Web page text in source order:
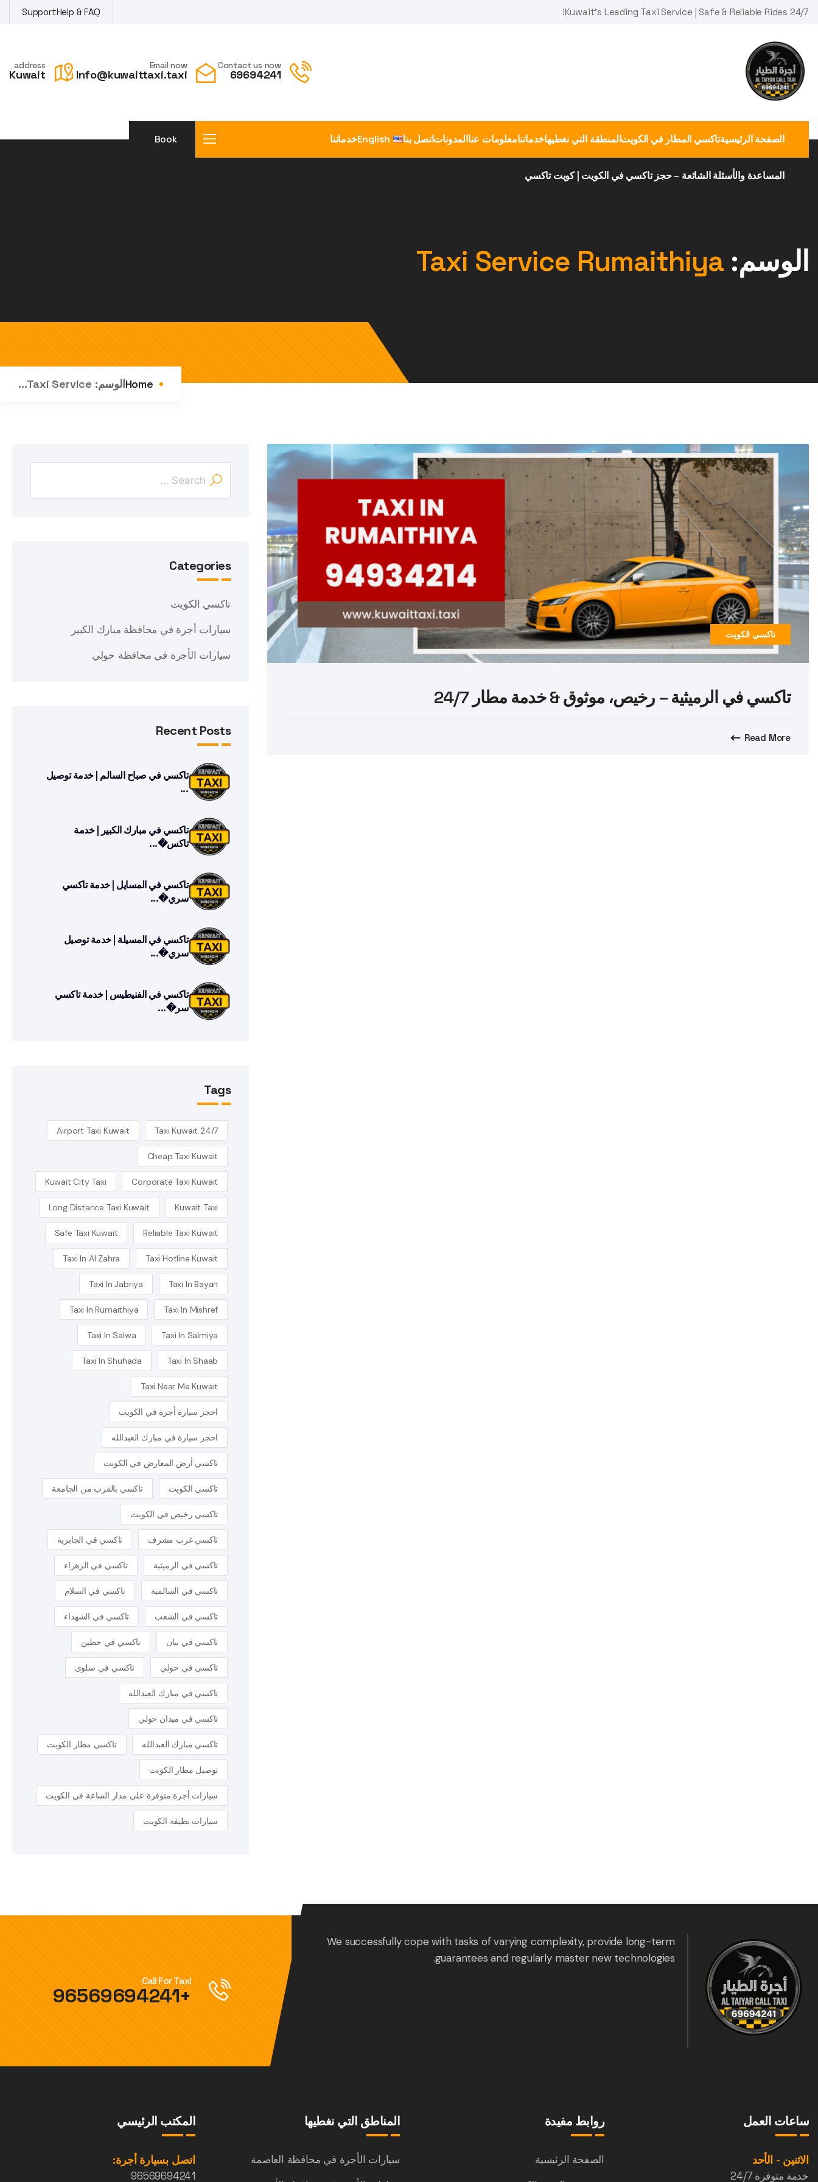
Skip
content
Kuwait's Leading Taxi Service | Safe & Reliable Rides 24/7!
Help & FAQ
Support
Contact us now
69694241
Email now
Info@kuwaittaxi.taxi
address
Kuwait
الصفحة الرئيسيةتاكسي المطار في الكويتالمنطقة التي نغطيهاخدماتنامعلومات عناالمدوناتاتصل بنا Englishخدماتنا
المساعدة والأسئلة الشائعة – حجز تاكسي في الكويت | كويت تاكسي
Book
الوسم: Taxi Service Rumaithiya
Homeالوسم: Taxi Service...
تاكسي الكويت
تاكسي في الرميثية – رخيص، موثوق & خدمة مطار 24/7
Read More
Categories
تاكسي الكويت
سيارات أجرة في محافظة مبارك الكبير
سيارات الأجرة في محافظة حولي
Recent Posts
تاكسي في صباح السالم | خدمة توصيل
...
تاكسي في مبارك الكبير | خدمة
تاكس�...
تاكسي في المسايل | خدمة تاكسي
سري�...
تاكسي في المسيلة | خدمة توصيل
سري�...
تاكسي في الفنيطيس | خدمة تاكسي
سر�...
Tags
24/7 Taxi Kuwait
Airport Taxi Kuwait
Cheap Taxi Kuwait
Corporate Taxi Kuwait
Kuwait City Taxi
Kuwait Taxi
Long Distance Taxi Kuwait
Reliable Taxi Kuwait
Safe Taxi Kuwait
Taxi Hotline Kuwait
Taxi In Al Zahra
Taxi In Bayan
Taxi In Jabriya
Taxi In Mishref
Taxi In Rumaithiya
Taxi In Salmiya
Taxi In Salwa
Taxi In Shaab
Taxi In Shuhada
Taxi Near Me Kuwait
احجز سيارة أجرة في الكويت
احجز سيارة في مبارك العبدالله
تاكسي أرض المعارض في الكويت
تاكسي الكويت تاكسي بالقرب من الجامعة
تاكسي رخيص في الكويت
تاكسي غرب مشرف تاكسي في الجابرية
تاكسي في الرميثية تاكسي في الزهراء
تاكسي في السالمية تاكسي في السلام
تاكسي في الشعب تاكسي في الشهداء
تاكسي في بيان تاكسي في حطين
تاكسي في حولي تاكسي في سلوى
تاكسي في مبارك العبدالله
تاكسي في ميدان حولي
تاكسي مبارك العبدالله تاكسي مطار الكويت
توصيل مطار الكويت
سيارات أجرة متوفرة على مدار الساعة في الكويت
سيارات نظيفة الكويت
We successfully cope with tasks of varying complexity, provide long-term
guarantees and regularly master new technologies.
Call For Taxi
+96569694241
ساعات العمل
الاثنين - الأحد
خدمة متوفرة 24/7
روابط مفيدة
الصفحة الرئيسية
المناطق التي نغطيها
سيارات الأجرة في محافظة العاصمة
المكتب الرئيسي
اتصل بسيارة أجرة:
96569694241